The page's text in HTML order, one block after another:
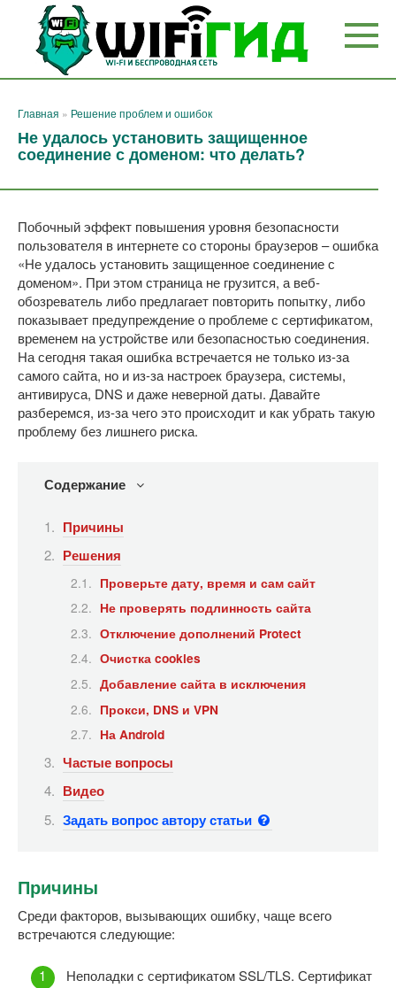
Перейти
контенту
Главная » Решение проблем и ошибок
Не удалось установить защищенное
соединение с доменом: что делать?
Побочный эффект повышения уровня безопасности
пользователя в интернете со стороны браузеров – ошибка
«Не удалось установить защищенное соединение с
доменом». При этом страница не грузится, а веб-
обозреватель либо предлагает повторить попытку, либо
показывает предупреждение о проблеме с сертификатом,
временем на устройстве или безопасностью соединения.
На сегодня такая ошибка встречается не только из-за
самого сайта, но и из-за настроек браузера, системы,
антивируса, DNS и даже неверной даты. Давайте
разберемся, из-за чего это происходит и как убрать такую
проблему без лишнего риска.
Содержание
Причины
Решения
Проверьте дату, время и сам сайт
Не проверять подлинность сайта
Отключение дополнений Protect
Очистка cookies
Добавление сайта в исключения
Прокси, DNS и VPN
На Android
Частые вопросы
Видео
Задать вопрос автору статьи
Причины
Среди факторов, вызывающих ошибку, чаще всего
встречаются следующие:
Неполадки с сертификатом SSL/TLS. Сертификат